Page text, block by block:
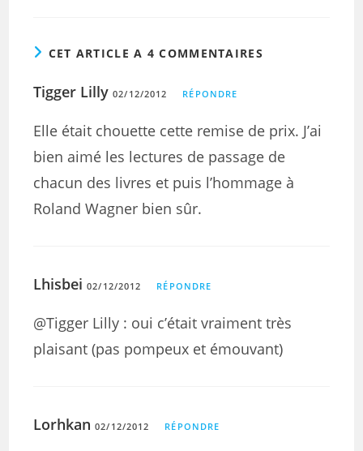
CET ARTICLE A 4 COMMENTAIRES
Tigger Lilly 02/12/2012 RÉPONDRE
Elle était chouette cette remise de prix. J’ai
bien aimé les lectures de passage de
chacun des livres et puis l’hommage à
Roland Wagner bien sûr.
Lhisbei 02/12/2012 RÉPONDRE
@Tigger Lilly : oui c’était vraiment très
plaisant (pas pompeux et émouvant)
Lorhkan 02/12/2012 RÉPONDRE